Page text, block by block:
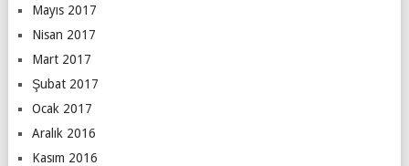
Mayıs 2017
Nisan 2017
Mart 2017
Şubat 2017
Ocak 2017
Aralık 2016
Kasım 2016